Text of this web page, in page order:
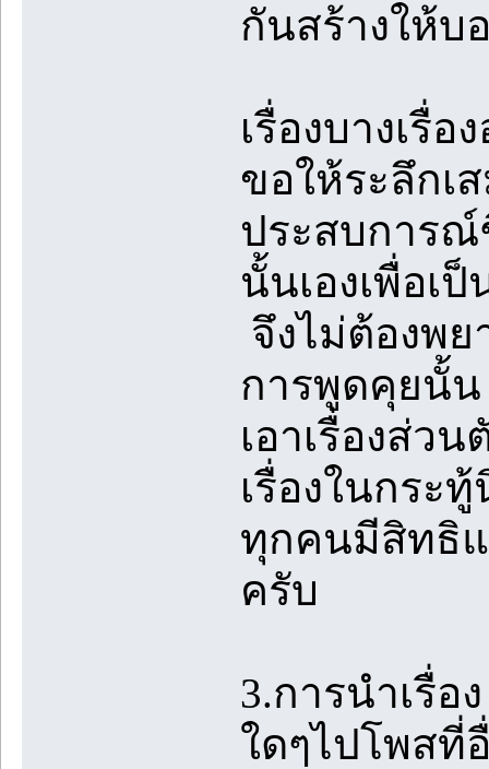
กันสร้างให้
เรื่องบางเรื่อ
ขอให้ระลึกเ
ประสบการณ์
นั้นเองเพื่อเ
จึงไม่ต้องพย
การพูดคุยนั้
เอาเรื่องส่ว
เรื่องในกระ
ทุกคนมีสิทธิ
ครับ
3.การนำเรื่
ใดๆไปโพสที่